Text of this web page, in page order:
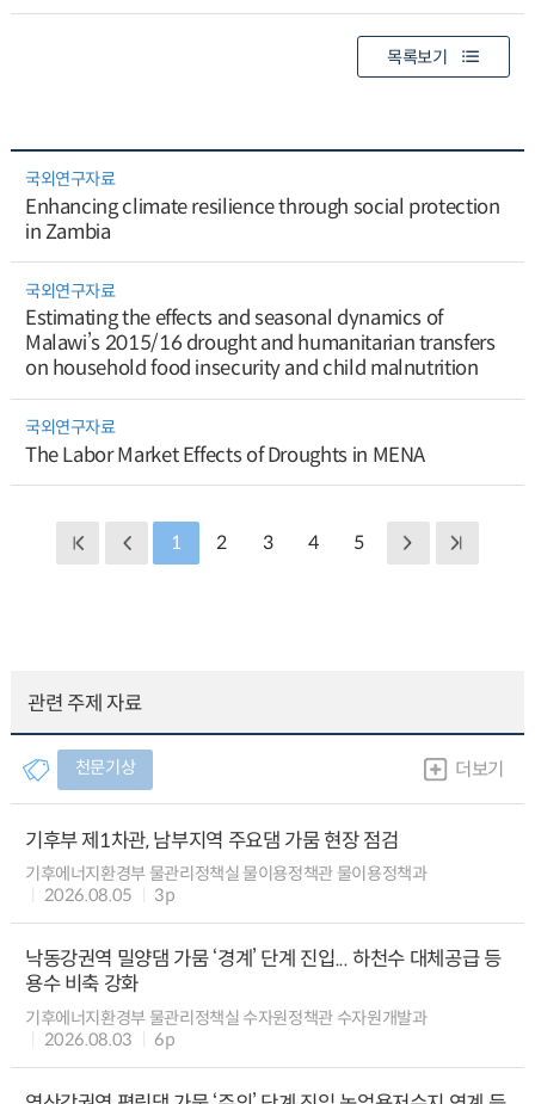
목록보기
국외연구자료
Enhancing climate resilience through social protection
in Zambia
국외연구자료
Estimating the effects and seasonal dynamics of
Malawi’s 2015/16 drought and humanitarian transfers
on household food insecurity and child malnutrition
국외연구자료
The Labor Market Effects of Droughts in MENA
1 2 3 4 5
관련 주제 자료
천문기상 더보기
기후부 제1차관, 남부지역 주요댐 가뭄 현장 점검
기후에너지환경부 물관리정책실 물이용정책관 물이용정책과
2026.08.05
3p
낙동강권역 밀양댐 가뭄 ‘경계’ 단계 진입... 하천수 대체공급 등
용수 비축 강화
기후에너지환경부 물관리정책실 수자원정책관 수자원개발과
2026.08.03
6p